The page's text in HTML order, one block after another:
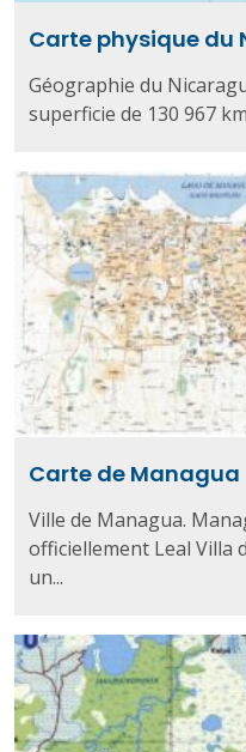
Carte physique du
Géographie du
superficie de 130 967
Carte de Managua
Ville de Managua.
officiellement Leal Villa
un...